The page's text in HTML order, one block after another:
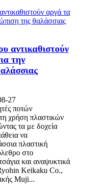
αντικαθιστούν
την
27
ποτών
χρήση πλαστικών
τα με δοχεία
να
πλαστική
στο
και αναψυκτικά
Keikaku Co.,
Muji...